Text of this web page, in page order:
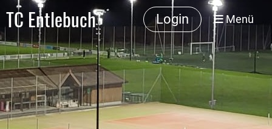
TC Entlebuch Login Menü